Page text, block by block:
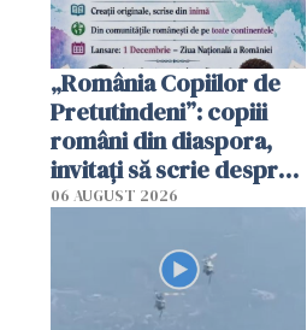
„România Copiilor de
Pretutindeni”: copiii
români din diaspora,
invitați să scrie despre
România într-un volum
06 AUGUST 2026